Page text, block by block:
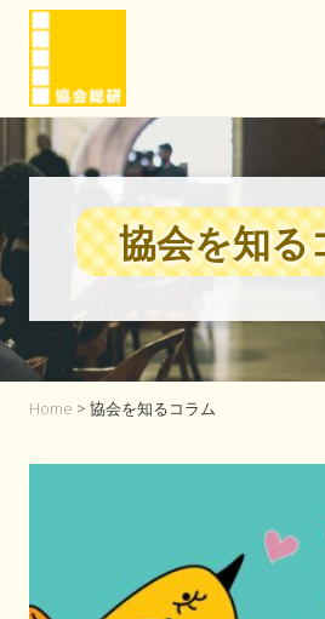
Menu
Skip
main
content
Skip
footer
協
と
信
を
味
方
に
協会を知る
Home > 協会を知るコラム